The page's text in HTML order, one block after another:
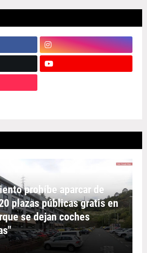
prohíbe aparcar de
plazas públicas gratis en
se dejan coches